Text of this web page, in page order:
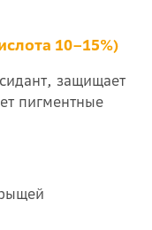
10–15%)
защищает
пигментные